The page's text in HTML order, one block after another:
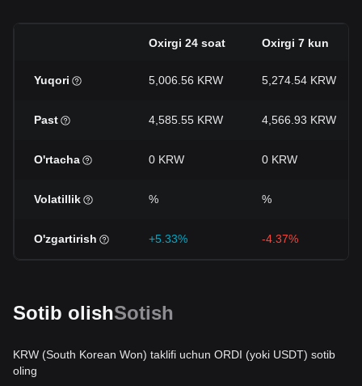
Oxirgi 24 soat Oxirgi 7 kun
Yuqori 5,006.56 KRW 5,274.54 KRW
Past 4,585.55 KRW 4,566.93 KRW
O'rtacha 0 KRW 0 KRW
Volatillik % %
O'zgartirish +5.33% -4.37%
Sotib olishSotish
KRW (South Korean Won) taklifi uchun ORDI (yoki USDT) sotib
oling